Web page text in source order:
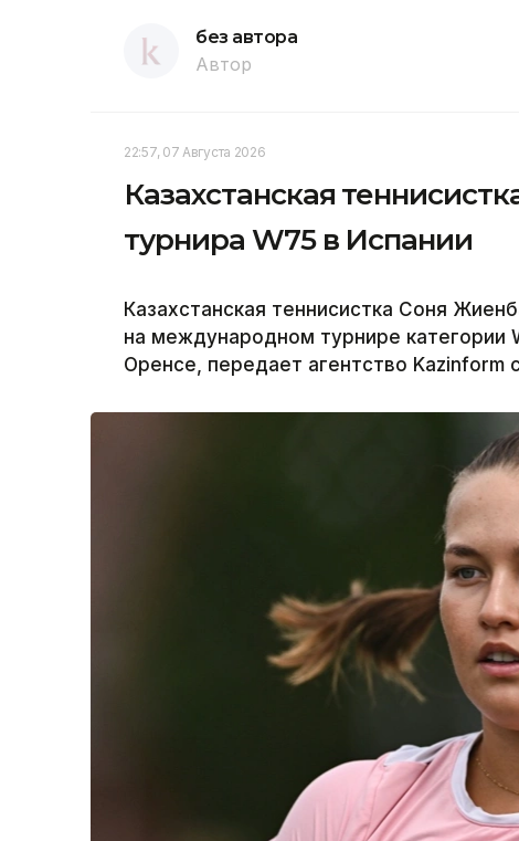
без автора
Автор
22:57, 07 Августа 2026
Казахстанская
турнира W75 в Испании
Казахстанская теннисистка Соня
на международном турнире категории
Оренсе, передает агентство Kazinform